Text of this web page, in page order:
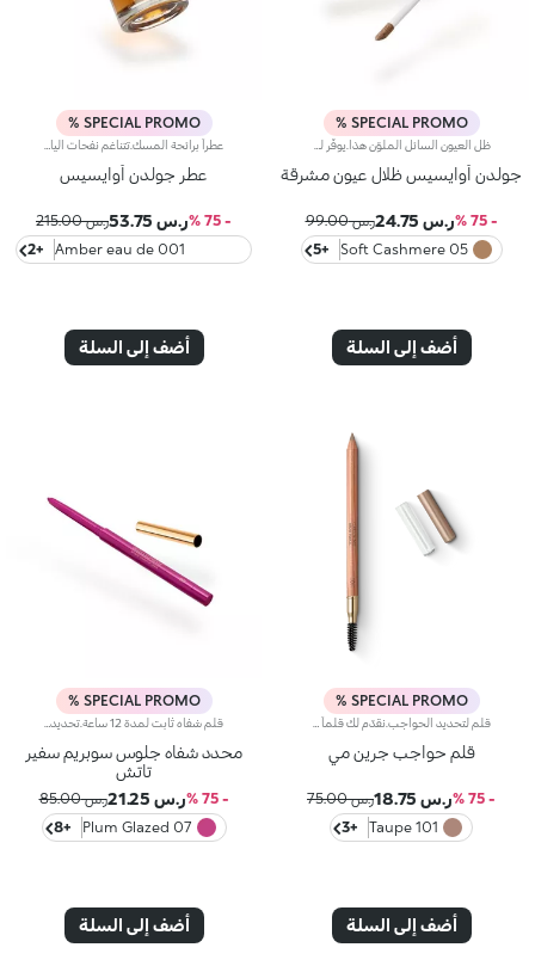
SPECIAL PROMO %
جولدن أوايسيس ظلال عيون مشرقة
- 75 % ر.س 24.75
ر.س 99.00
05 Soft Cashmere
+5
أضف إلى السلة
SPECIAL PROMO %
عطر جولدن أوايسيس
- 75 % ر.س 53.75
ر.س 215.00
001 Amber eau de
parfum
+2
أضف إلى السلة
SPECIAL PROMO %
قلم حواجب جرين مي
- 75 % ر.س 18.75
ر.س 75.00
101 Taupe
+3
أضف إلى السلة
SPECIAL PROMO %
محدد شفاه جلوس سوبريم سفير
تاتش
- 75 % ر.س 21.25
ر.س 85.00
07 Plum Glazed
+8
أضف إلى السلة